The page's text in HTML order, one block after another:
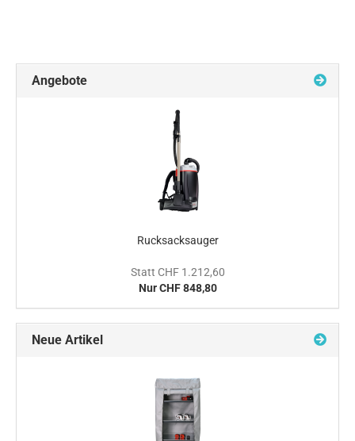
Angebote
Rucksacksauger
Statt CHF 1.212,60
Nur CHF 848,80
Neue Artikel